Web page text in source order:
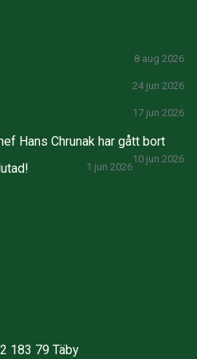
8 aug 2026
24 jun 2026
17 jun 2026
Hans Chrunak har gått bort
10 jun 2026
1 jun 2026
183 79 Täby